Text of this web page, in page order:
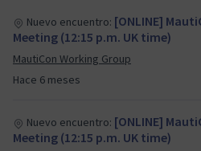
Hace 6 meses
Nuevo encuentro: [ONLINE]
Meeting (12:15 p.m. UK time)
MautiCon Working Group
Nuevo encuentro: [ONLINE]
Meeting (12:15 p.m. UK time)